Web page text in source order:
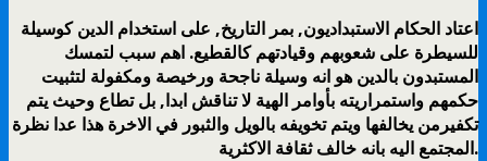
اعتاد الحكام الاستبداديون, بمر التاريخ, على استخدام الدين كوسيلة
للسيطرة على شعوبهم وقيادتهم كالقطيع. اهم سبب لتمسك
المستبدون بالدين هو انه وسيلة ناجحة ورخيصة ومكفولة لتثبيت
حكمهم واستمراريته بأوامر الهية لا تناقش ابدا, بل تطاع وحيث يتم
تكفيرمن يخالفها ويتم تخويفه بالويل والثبور في الاخرة هذا عدا نظرة
المجتمع اليه بانه خالف ثقافة الاكثرية.